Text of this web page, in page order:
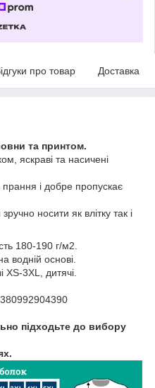
про товар Доставка
та принтом.
яскраві та насичені
прання і добре пропускає
носити як влітку так і
180-190 г/м2.
водній основі.
XS-3XL, дитячі.
підходьте до вибору